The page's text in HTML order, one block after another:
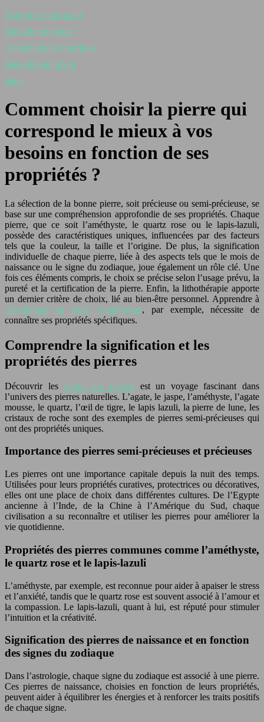
Énergie et spiritualité
Bien-être physique
Alimentation et nutrition
Bien-être au travail
Blog
Comment choisir la pierre qui
correspond le mieux à vos
besoins en fonction de ses
propriétés ?
La sélection de la bonne pierre, soit précieuse ou semi-précieuse, se
base sur une compréhension approfondie de ses propriétés. Chaque
pierre, que ce soit l’améthyste, le quartz rose ou le lapis-lazuli,
possède des caractéristiques uniques, influencées par des facteurs
tels que la couleur, la taille et l’origine. De plus, la signification
individuelle de chaque pierre, liée à des aspects tels que le mois de
naissance ou le signe du zodiaque, joue également un rôle clé. Une
fois ces éléments compris, le choix se précise selon l’usage prévu, la
pureté et la certification de la pierre. Enfin, la lithothérapie apporte
un dernier critère de choix, lié au bien-être personnel. Apprendre à
sélectionner sa druse d’améthyste, par exemple, nécessite de
connaître ses propriétés spécifiques.
Comprendre la signification et les
propriétés des pierres
Découvrir lesvertus des pierres est un voyage fascinant dans
l’univers des pierres naturelles. L’agate, le jaspe, l’améthyste, l’agate
mousse, le quartz, l’œil de tigre, le lapis lazuli, la pierre de lune, les
cristaux de roche sont des exemples de pierres semi-précieuses qui
ont des propriétés uniques.
Importance des pierres semi-précieuses et précieuses
Les pierres ont une importance capitale depuis la nuit des temps.
Utilisées pour leurs propriétés curatives, protectrices ou décoratives,
elles ont une place de choix dans différentes cultures. De l’Egypte
ancienne à l’Inde, de la Chine à l’Amérique du Sud, chaque
civilisation a su reconnaître et utiliser les pierres pour améliorer la
vie quotidienne.
Propriétés des pierres communes comme l’améthyste,
le quartz rose et le lapis-lazuli
L’améthyste, par exemple, est reconnue pour aider à apaiser le stress
et l’anxiété, tandis que le quartz rose est souvent associé à l’amour et
la compassion. Le lapis-lazuli, quant à lui, est réputé pour stimuler
l’intuition et la créativité.
Signification des pierres de naissance et en fonction
des signes du zodiaque
Dans l’astrologie, chaque signe du zodiaque est associé à une pierre.
Ces pierres de naissance, choisies en fonction de leurs propriétés,
peuvent aider à équilibrer les énergies et à renforcer les traits positifs
de chaque signe.